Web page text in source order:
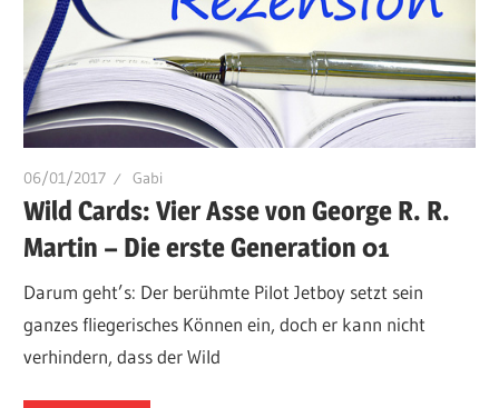
06/01/2017 Gabi
Wild Cards: Vier Asse von George R. R.
Martin – Die erste Generation 01
Darum geht’s: Der berühmte Pilot Jetboy setzt sein
ganzes fliegerisches Können ein, doch er kann nicht
verhindern, dass der Wild